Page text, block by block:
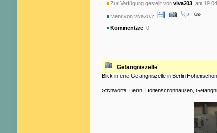
Zur Verfügung gestellt von viva203 am
Mehr von viva203:
Kommentare: 0
Gefängniszelle
Blick in eine Gefängniszelle in Berlin
Stichworte: Berlin Hohenschönhausen